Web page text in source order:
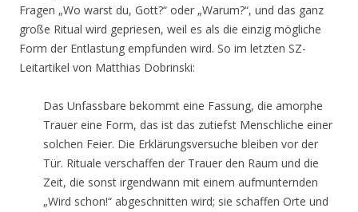
Fragen „Wo warst du, Gott?“ oder „Warum?“, und das ganz
große Ritual wird gepriesen, weil es als die einzig mögliche
Form der Entlastung empfunden wird. So im letzten SZ-
Leitartikel von Matthias Dobrinski:
Das Unfassbare bekommt eine Fassung, die amorphe
Trauer eine Form, das ist das zutiefst Menschliche einer
solchen Feier. Die Erklärungsversuche bleiben vor der
Tür. Rituale verschaffen der Trauer den Raum und die
Zeit, die sonst irgendwann mit einem aufmunternden
„Wird schon!“ abgeschnitten wird; sie schaffen Orte und